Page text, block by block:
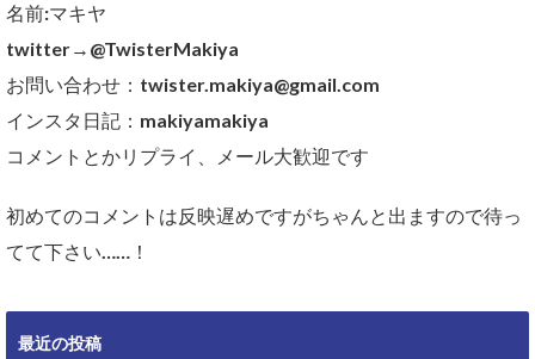
名前:マキヤ
twitter→@TwisterMakiya
お問い合わせ：twister.makiya@gmail.com
インスタ日記：makiyamakiya
コメントとかリプライ、メール大歓迎です
初めてのコメントは反映遅めですがちゃんと出ますので待っ
てて下さい……！
最近の投稿